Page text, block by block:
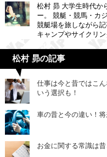
松村 昴 大学生時代か
ー。 競艇・競馬・カ
競艇場を旅しながら
キャンプやサイクリン
松村 昴の記事
仕事は今と昔ではこ
いう選択も！
車の昔と今の違い！
お金に関する常識は昔